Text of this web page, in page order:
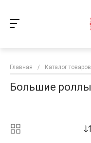
Главная / Каталог товаров
Большие роллы